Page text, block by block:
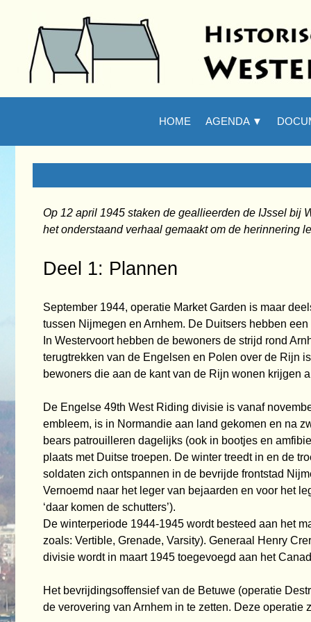
HOME AGENDA ▼ ▼
Op 12 april 1945 staken de geallieerden de IJssel bij
het onderstaand verhaal gemaaktom de herinnering
Deel 1: Plannen
September 1944, operatie Market Garden is maar
tussen Nijmegen en Arnhem. De Duitsers hebben
In Westervoort hebben de bewoners de strijd rond
terugtrekken van de Engelsen en Polen over de Rijn
bewoners die aan de kant van de Rijn wonen krijgen
De Engelse 49th West Riding divisie is vanaf
embleem, is in Normandie aan land gekomen en na
bears patrouilleren dagelijks (ook in bootjes en
plaats met Duitse troepen. De winter treedt in en de
soldaten zich ontspannen in de bevrijde frontstad
Vernoemd naar het leger van bejaarden en voor het
‘daar komen de schutters’).
De winterperiode 1944-1945 wordt besteed aan het
zoals: Vertible, Grenade, Varsity). Generaal Henry
divisie wordt in maart 1945 toegevoegd aan het
Het bevrijdingsoffensief van de Betuwe (operatie
de verovering van Arnhem in te zetten. Deze operatie